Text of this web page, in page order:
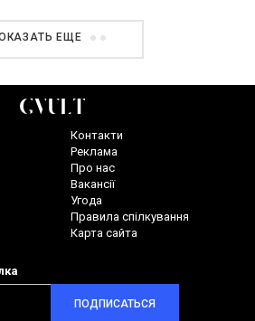
ЕЩЕ
Контакти
Реклама
Про нас
Вакансії
Угода
Правила спілкування
Карта сайта
ПОДПИСАТЬСЯ